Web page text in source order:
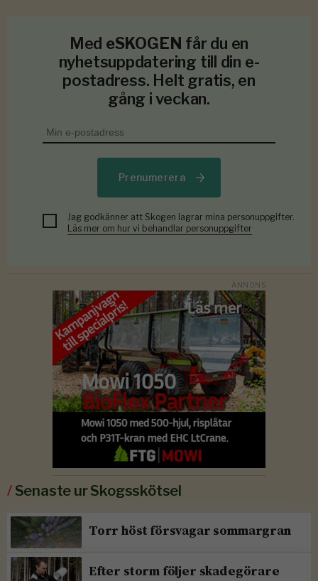
Med eSKOGEN får du en
nyhetsuppdatering till din e-
postadress. Helt gratis, en
gång i veckan.
Prenumerera
Jag godkänner att Skogen lagrar mina personuppgifter.
Läs mer om hur vi behandlar personuppgifter
/Senaste ur Skogsskötsel
Torr höst försvagar sommargran
Efter storm följer skadegörare